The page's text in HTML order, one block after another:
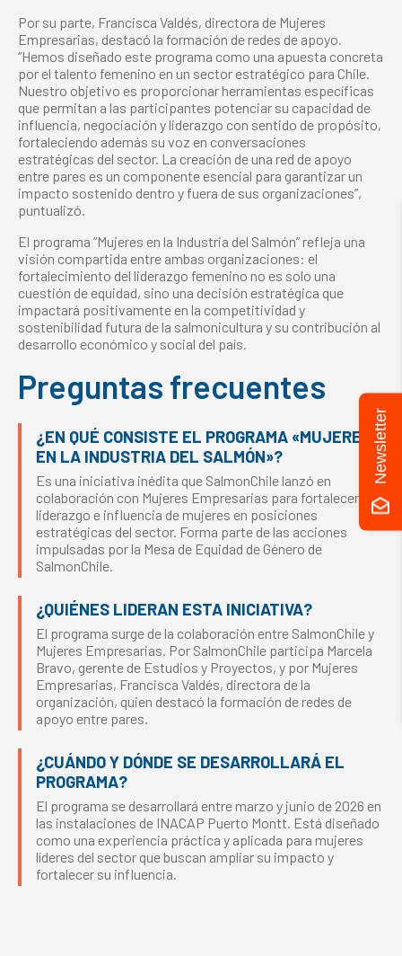
Por su parte, Francisca Valdés, directora de Mujeres
Empresarias, destacó la formación de redes de apoyo.
“Hemos diseñado este programa como una apuesta concreta
por el talento femenino en un sector estratégico para Chile.
Nuestro objetivo es proporcionar herramientas específicas
que permitan a las participantes potenciar su capacidad de
influencia, negociación y liderazgo con sentido de propósito,
fortaleciendo además su voz en conversaciones
estratégicas del sector. La creación de una red de apoyo
entre pares es un componente esencial para garantizar un
impacto sostenido dentro y fuera de sus organizaciones”,
puntualizó.
El programa “Mujeres en la Industria del Salmón” refleja una
visión compartida entre ambas organizaciones: el
fortalecimiento del liderazgo femenino no es solo una
cuestión de equidad, sino una decisión estratégica que
impactará positivamente en la competitividad y
sostenibilidad futura de la salmonicultura y su contribución al
desarrollo económico y social del país.
Preguntas frecuentes
¿EN QUÉ CONSISTE EL PROGRAMA «MUJERES
EN LA INDUSTRIA DEL SALMÓN»?
Es una iniciativa inédita que SalmonChile lanzó en
colaboración con Mujeres Empresarias para fortalecer el
liderazgo e influencia de mujeres en posiciones
estratégicas del sector. Forma parte de las acciones
impulsadas por la Mesa de Equidad de Género de
SalmonChile.
¿QUIÉNES LIDERAN ESTA INICIATIVA?
El programa surge de la colaboración entre SalmonChile y
Mujeres Empresarias. Por SalmonChile participa Marcela
Bravo, gerente de Estudios y Proyectos, y por Mujeres
Empresarias, Francisca Valdés, directora de la
organización, quien destacó la formación de redes de
apoyo entre pares.
¿CUÁNDO Y DÓNDE SE DESARROLLARÁ EL
PROGRAMA?
El programa se desarrollará entre marzo y junio de 2026 en
las instalaciones de INACAP Puerto Montt. Está diseñado
como una experiencia práctica y aplicada para mujeres
líderes del sector que buscan ampliar su impacto y
fortalecer su influencia.
Newsletter